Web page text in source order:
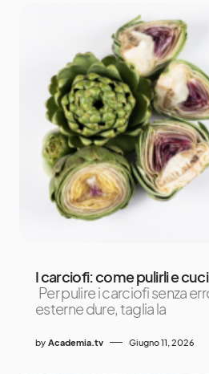
I carciofi: come pulirli e
Per pulire i carciofi senza
esterne dure, taglia la
by Academia.tv Giugno 11, 2026